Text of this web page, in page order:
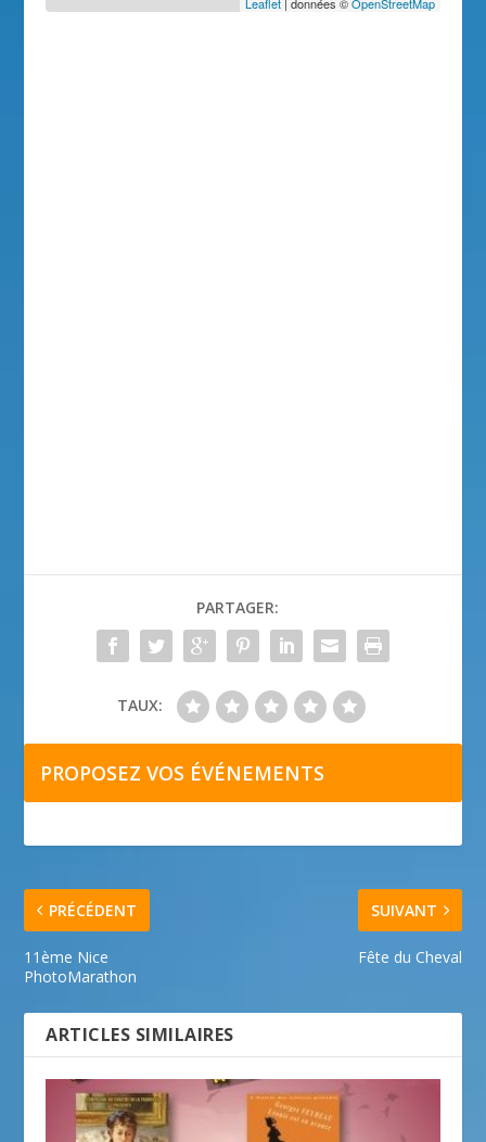
PARTAGER:
TAUX:
PROPOSEZ VOS ÉVÉNEMENTS
PRÉCÉDENT
11ème Nice
PhotoMarathon
SUIVANT
Fête du Cheval
ARTICLES SIMILAIRES